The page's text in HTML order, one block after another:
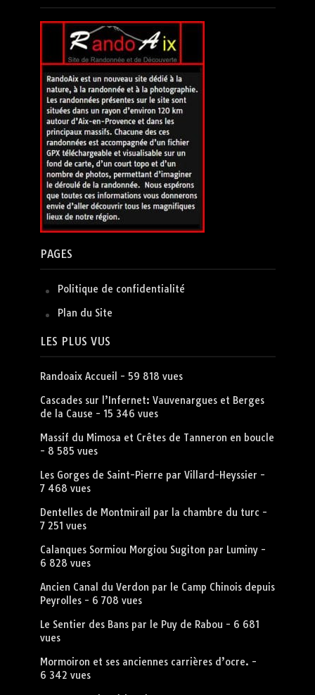
PAGES
Politique de confidentialité
Plan du Site
LES PLUS VUS
Randoaix Accueil - 59 818 vues
Cascades sur l’Infernet: Vauvenargues et Berges
de la Cause - 15 346 vues
Massif du Mimosa et Crêtes de Tanneron en boucle
- 8 585 vues
Les Gorges de Saint-Pierre par Villard-Heyssier -
7 468 vues
Dentelles de Montmirail par la chambre du turc -
7 251 vues
Calanques Sormiou Morgiou Sugiton par Luminy-
6 828 vues
Ancien Canal du Verdon par le Camp Chinois depuis
Peyrolles- 6 708 vues
Le Sentier des Bans par le Puy de Rabou - 6 681
vues
Mormoiron et ses anciennes carrières d’ocre. -
6 342 vues